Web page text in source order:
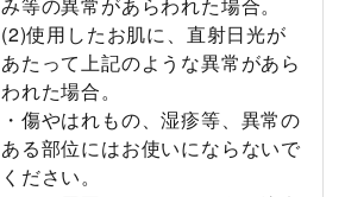
み等の異常があらわれた場合。
(2)使用したお肌に、直射日光が
あたって上記のような異常があら
われた場合。
・傷やはれもの、湿疹等、異常の
ある部位にはお使いにならないで
ください。